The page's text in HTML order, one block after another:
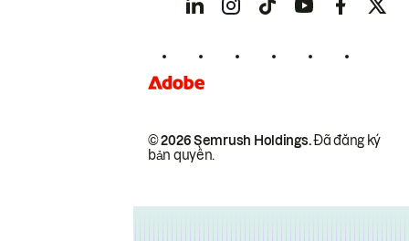
© 2026 Semrush Holdings.Đã đăng ký
bản quyền.